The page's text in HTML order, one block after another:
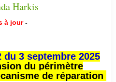
à jour -
du 3 septembre 2025
du périmètre
de réparation